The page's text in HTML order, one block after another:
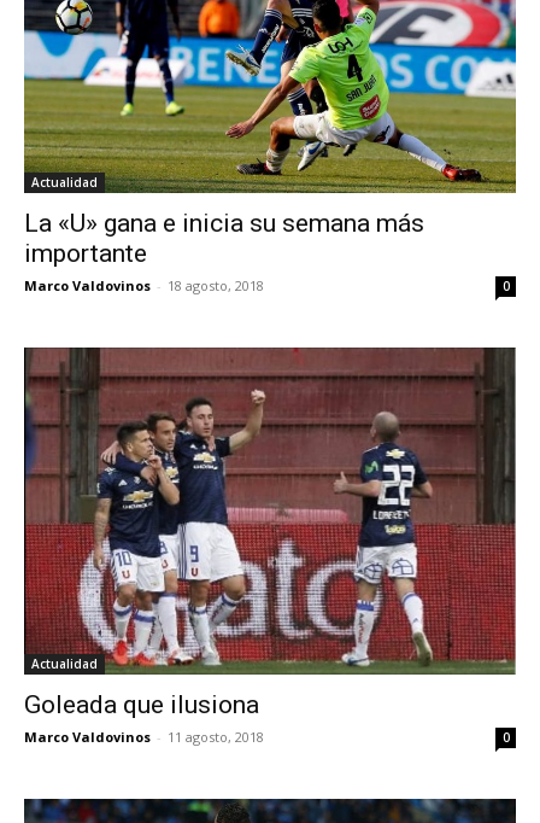
Actualidad
La «U» gana e inicia su semana más
importante
Marco Valdovinos - 18 agosto, 2018 0
Actualidad
Goleada que ilusiona
Marco Valdovinos - 11 agosto, 2018 0